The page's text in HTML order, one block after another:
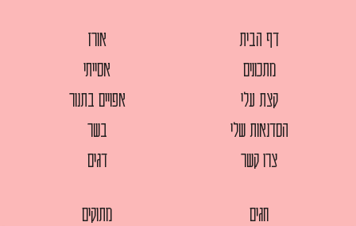
דף הבית
מתכונים
קצת עלי
הסדנאות שלי
צרו קשר
אורז
אסייתי
אפויים בתנור
בשר
דגים
חגים
מתוקים